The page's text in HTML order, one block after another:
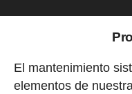
El mantenimiento
elementos de